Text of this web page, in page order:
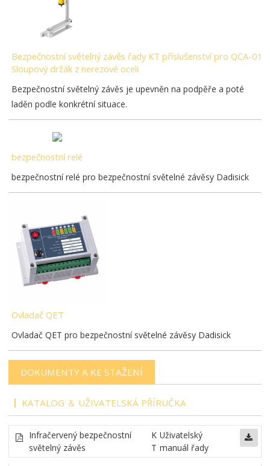
Bezpečnostní světelný závěs řady KT příslušenství pro QCA-01
Sloupový držák z nerezové oceli
Bezpečnostní světelný závěs je upevněn na podpěře a poté
laděn podle konkrétní situace.
bezpečnostní relé
bezpečnostní relé pro bezpečnostní světelné závěsy Dadisick
Ovladač QET
Ovladač QET pro bezpečnostní světelné závěsy Dadisick
DOKUMENTY A KE STAŽENÍ
KATALOG ＆ UŽIVATELSKÁ PŘÍRUČKA
Infračervený bezpečnostní
světelný závěs
K
T
Uživatelský
manuál řady